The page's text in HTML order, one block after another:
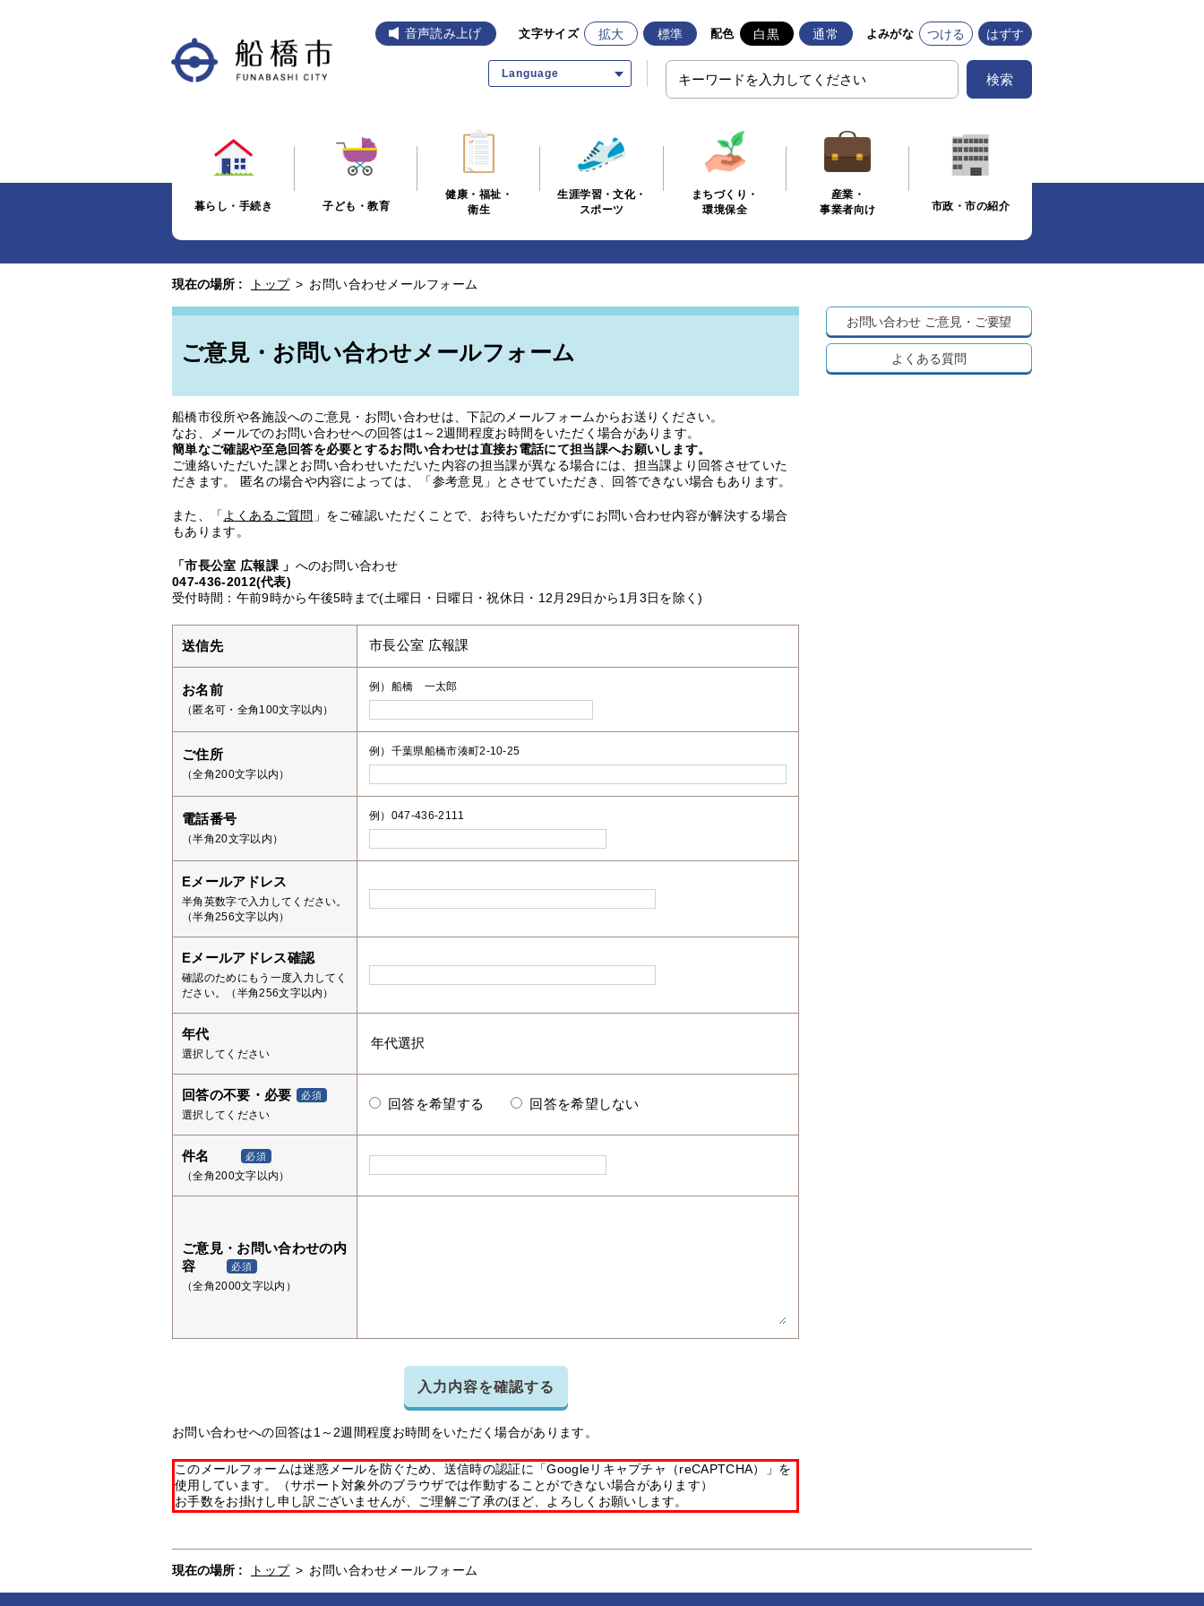
音声読み上げ 文字サイズ 拡大 標準 配色 白黒 通常 よみがな つける はずす
Language 検索
暮らし・手続き 子ども・教育
健康・福祉・
衛生
生涯学習・文化・
スポーツ
まちづくり・
環境保全
産業・
事業者向け
市政・市の紹介
現在の場所 : トップ > お問い合わせメールフォーム
ご意見・お問い合わせメールフォーム
船橋市役所や各施設へのご意見・お問い合わせは、下記のメールフォームからお送りください。
なお、メールでのお問い合わせへの回答は1～2週間程度お時間をいただく場合があります。
簡単なご確認や至急回答を必要とするお問い合わせは直接お電話にて担当課へお願いします。
ご連絡いただいた課とお問い合わせいただいた内容の担当課が異なる場合には、担当課より回答させていた
だきます。 匿名の場合や内容によっては、「参考意見」とさせていただき、回答できない場合もあります。
また、「 よくあるご質問 」をご確認いただくことで、お待ちいただかずにお問い合わせ内容が解決する場合
もあります。
「市長公室 広報課 」 へのお問い合わせ
047-436-2012(代表)
受付時間：午前9時から午後5時まで(土曜日・日曜日・祝休日・12月29日から1月3日を除く)
送信先 市長公室 広報課
お名前
（匿名可・全角100文字以内）
例）船橋 一太郎
ご住所
（全角200文字以内）
例）千葉県船橋市湊町2-10-25
電話番号
（半角20文字以内）
例）047-436-2111
Eメールアドレス
半角英数字で入力してください。
（半角256文字以内）
Eメールアドレス確認
確認のためにもう一度入力してく
ださい。（半角256文字以内）
年代
選択してください
回答の不要・必要 必須
選択してください
回答を希望する 回答を希望しない
件名 必須
（全角200文字以内）
ご意見・お問い合わせの内
容
必須
（全角2000文字以内）
入力内容を確認する
お問い合わせへの回答は1～2週間程度お時間をいただく場合があります。
このメールフォームは迷惑メールを防ぐため、送信時の認証に「Googleリキャプチャ（reCAPTCHA）」を
使用しています。（サポート対象外のブラウザでは作動することができない場合があります）
お手数をお掛けし申し訳ございませんが、ご理解ご了承のほど、よろしくお願いします。
お問い合わせ ご意見・ご要望
よくある質問
現在の場所 : トップ > お問い合わせメールフォーム